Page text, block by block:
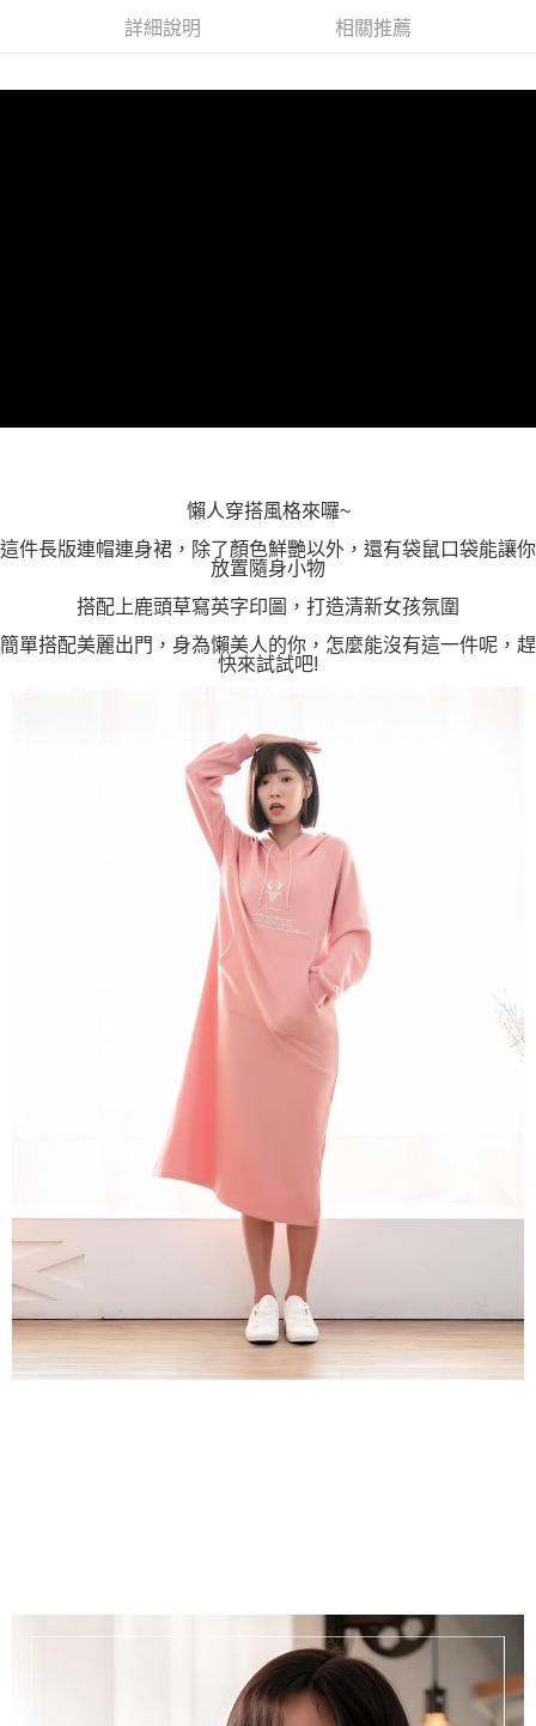
易，需依本服務之必要範圍內提供個人資料，並將交易相關給付款項請求債
權轉讓予恩沛科技股份有限公司。
詳細說明 相關推薦
懶人穿搭風格來囉~
這件長版連帽連身裙，除了顏色鮮艷以外，還有袋鼠口袋能讓你
放置隨身小物
搭配上鹿頭草寫英字印圖，打造清新女孩氛圍
簡單搭配美麗出門，身為懶美人的你，怎麼能沒有這一件呢，趕
快來試試吧!